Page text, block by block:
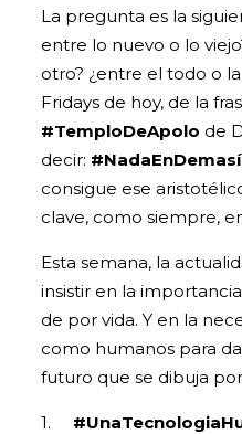
La pregunta es la
entre lo nuevo o lo
otro? ¿entre el todo o
Fridays de hoy, de la
#TemploDeApolo de
decir:
consigue ese
clave, como siempre,
Esta semana, la
insistir en la
de por vida. Y en la
como humanos para
futuro que se dibuja
1.